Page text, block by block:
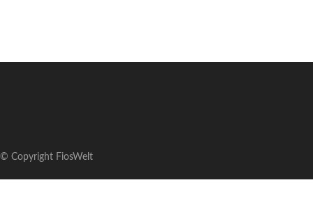
© Copyright FiosWelt